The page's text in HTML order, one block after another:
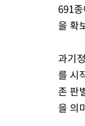
691
을 확
과기
를 시
존 판
을 의